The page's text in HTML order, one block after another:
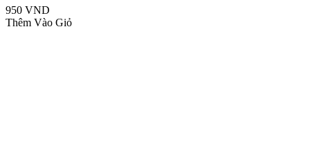
950 VND
Thêm Vào Giỏ